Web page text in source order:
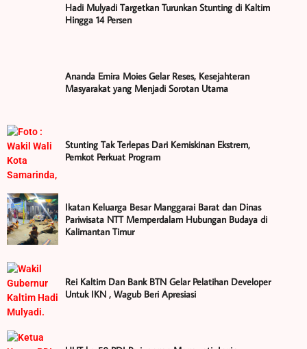
Hadi Mulyadi Targetkan Turunkan Stunting di Kaltim
Hingga 14 Persen
Ananda Emira Moies Gelar Reses, Kesejahteran
Masyarakat yang Menjadi Sorotan Utama
Stunting Tak Terlepas Dari Kemiskinan Ekstrem,
Pemkot Perkuat Program
Ikatan Keluarga Besar Manggarai Barat dan Dinas
Pariwisata NTT Memperdalam Hubungan Budaya di
Kalimantan Timur
Rei Kaltim Dan Bank BTN Gelar Pelatihan Developer
Untuk IKN , Wagub Beri Apresiasi